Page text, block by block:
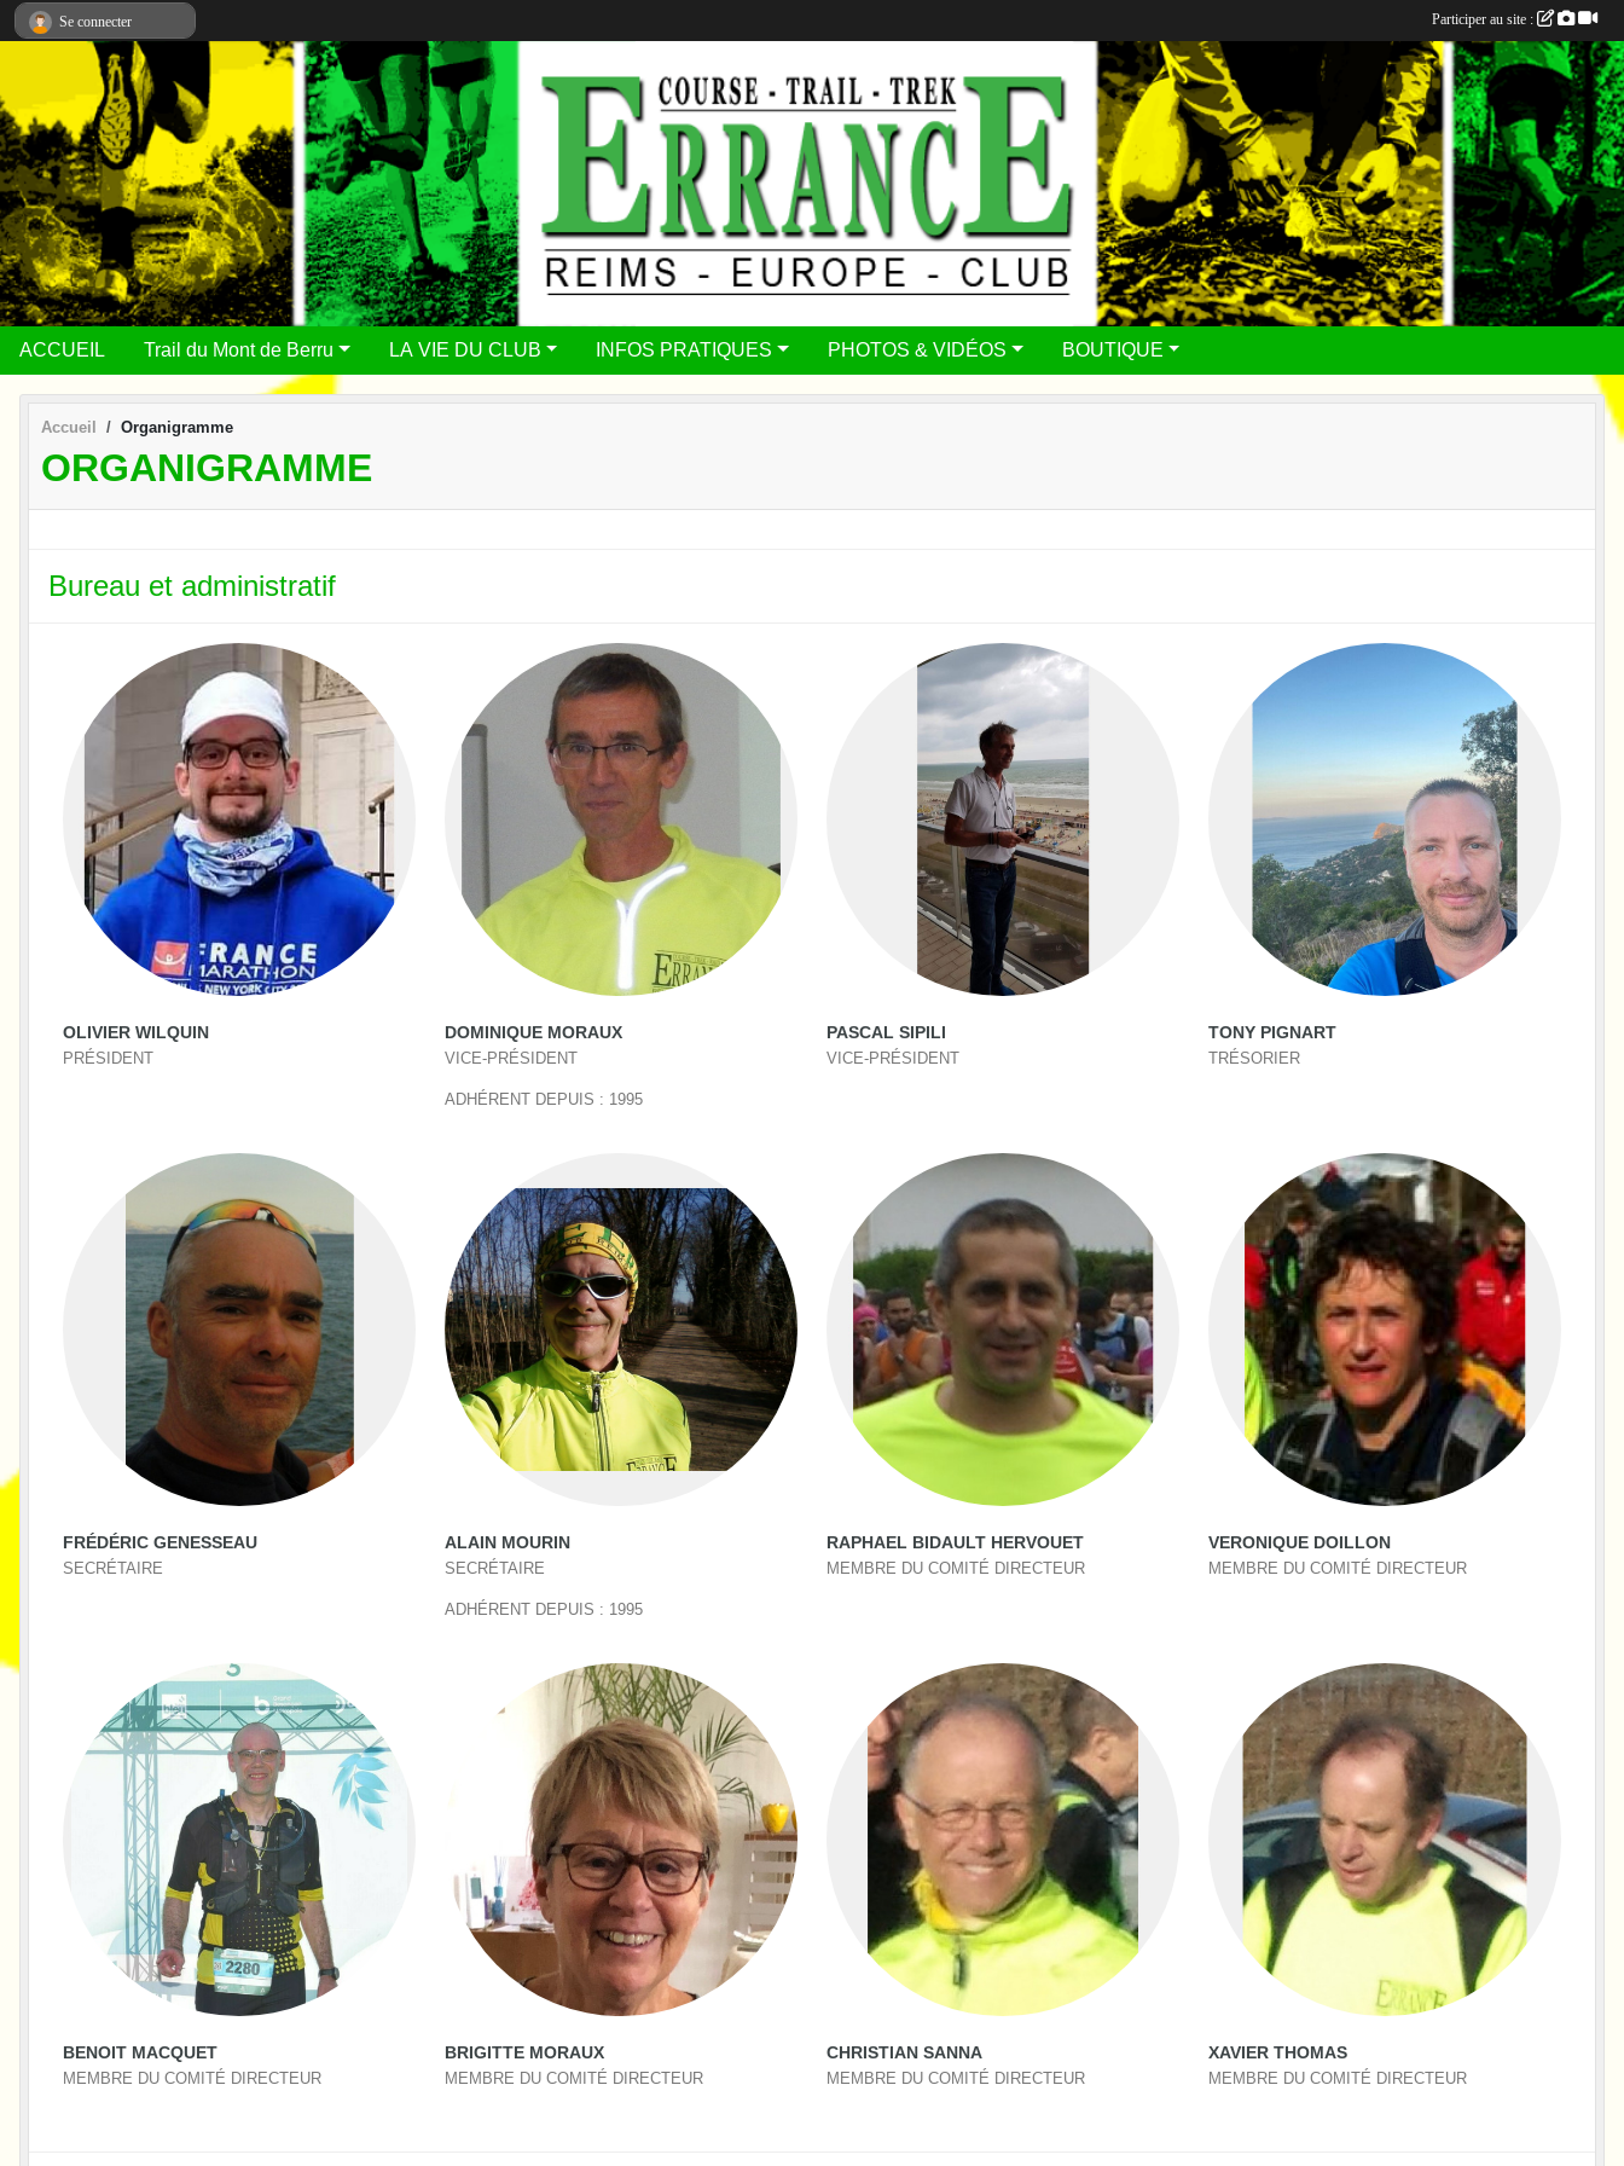
ACCUEIL Trail du Mont de Berru LA VIE DU CLUB INFOS PRATIQUES PHOTOS & VIDÉOS BOUTIQUE
Accueil Organigramme
ORGANIGRAMME
Bureau et administratif
OLIVIER WILQUIN
PRÉSIDENT
DOMINIQUE MORAUX
VICE-PRÉSIDENT
ADHÉRENT DEPUIS : 1995
PASCAL SIPILI
VICE-PRÉSIDENT
TONY PIGNART
TRÉSORIER
FRÉDÉRIC GENESSEAU
SECRÉTAIRE
ALAIN MOURIN
SECRÉTAIRE
ADHÉRENT DEPUIS : 1995
RAPHAEL BIDAULT HERVOUET
MEMBRE DU COMITÉ DIRECTEUR
VERONIQUE DOILLON
MEMBRE DU COMITÉ DIRECTEUR
BENOIT MACQUET
MEMBRE DU COMITÉ DIRECTEUR
BRIGITTE MORAUX
MEMBRE DU COMITÉ DIRECTEUR
CHRISTIAN SANNA
MEMBRE DU COMITÉ DIRECTEUR
XAVIER THOMAS
MEMBRE DU COMITÉ DIRECTEUR
Se connecter Participer au site :
Panneau de gestion des cookies